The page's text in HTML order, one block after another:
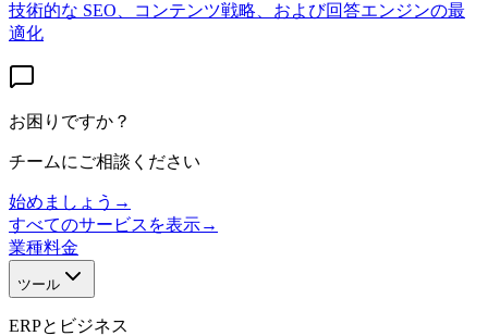
技術的な SEO、コンテンツ戦略、および回答エンジンの最
適化
お困りですか？
チームにご相談ください
始めましょう →
すべてのサービスを表示→
業種料金
ツール
ERPとビジネス